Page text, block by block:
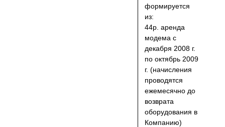
формируется
из:
44р. аренда
модема с
декабря 2008 г.
по октябрь 2009
г. (начисления
проводятся
ежемесячно до
возврата
оборудования в
Компанию)